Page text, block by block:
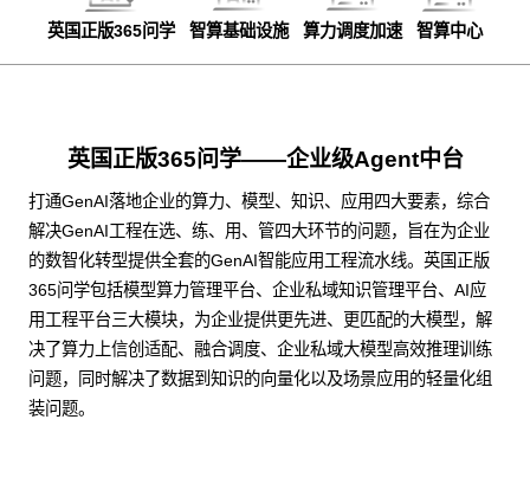
英国正版365问学 智算基础设施 算力调度加速 智算中心
英国正版365问学——企业级Agent中台
打通GenAI落地企业的算力、模型、知识、应用四大要素，综合
解决GenAI工程在选、练、用、管四大环节的问题，旨在为企业
的数智化转型提供全套的GenAI智能应用工程流水线。英国正版
365问学包括模型算力管理平台、企业私域知识管理平台、AI应
用工程平台三大模块，为企业提供更先进、更匹配的大模型，解
决了算力上信创适配、融合调度、企业私域大模型高效推理训练
问题，同时解决了数据到知识的向量化以及场景应用的轻量化组
装问题。